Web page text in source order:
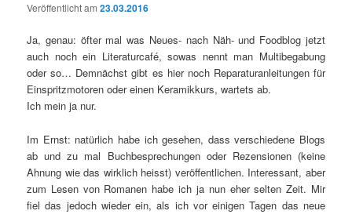
Veröffentlicht am23.03.2016
Ja, genau: öfter mal was Neues- nach Näh- und Foodblog jetzt
auch noch ein Literaturcafé, sowas nennt man Multibegabung
oder so… Demnächst gibt es hier noch Reparaturanleitungen für
Einspritzmotoren oder einen Keramikkurs, wartets ab.
Ich mein ja nur.
Im Ernst: natürlich habe ich gesehen, dass verschiedene Blogs
ab und zu mal Buchbesprechungen oder Rezensionen (keine
Ahnung wie das wirklich heisst) veröffentlichen. Interessant, aber
zum Lesen von Romanen habe ich ja nun eher selten Zeit. Mir
fiel das jedoch wieder ein, als ich vor einigen Tagen das neue